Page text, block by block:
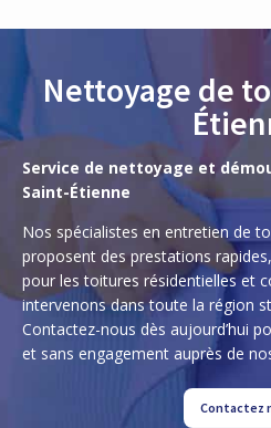
Nettoyage de
Service de nettoyage et
Saint-Étienne
Nos spécialistes en entretien de
proposent des prestations
pour les toitures résidentielles et
intervenons dans toute la région
Contactez-nous dès aujourd’hui
et sans engagement auprès de
Contactez